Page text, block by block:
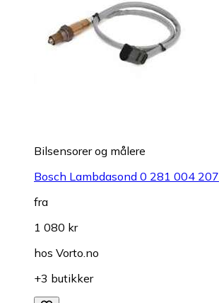
Bilsensorer og målere
Bosch Lambdasond 0 281 004 207
fra
1 080 kr
hos Vorto.no
+3 butikker